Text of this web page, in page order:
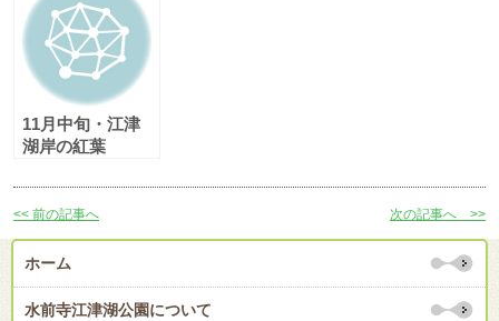
11月中旬・江津
湖岸の紅葉
<< 前の記事へ 次の記事へ >>
ホーム
水前寺江津湖公園について